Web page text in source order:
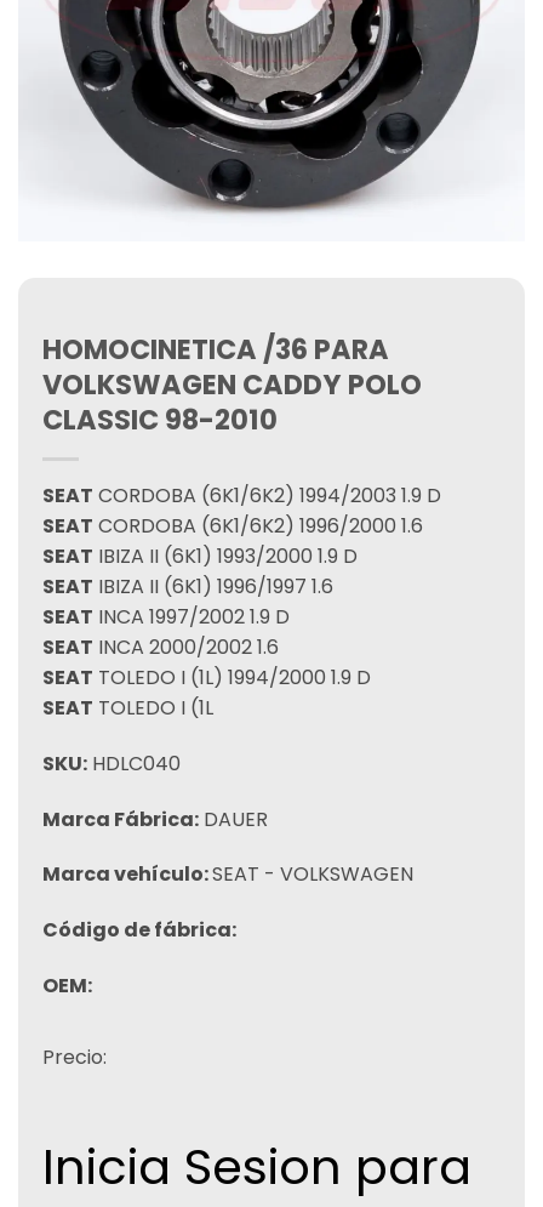
HOMOCINETICA /36 PARA
VOLKSWAGEN CADDY POLO
CLASSIC 98-2010
SEAT CORDOBA (6K1/6K2) 1994/2003 1.9 D
SEAT CORDOBA (6K1/6K2) 1996/2000 1.6
SEAT IBIZA II (6K1) 1993/2000 1.9 D
SEAT IBIZA II (6K1) 1996/1997 1.6
SEAT INCA 1997/2002 1.9 D
SEAT INCA 2000/2002 1.6
SEAT TOLEDO I (1L) 1994/2000 1.9 D
SEAT TOLEDO I (1L
SKU: HDLC040
Marca Fábrica: DAUER
Marca vehículo:SEAT - VOLKSWAGEN
Código de fábrica:
OEM:
Precio:
Inicia Sesion para